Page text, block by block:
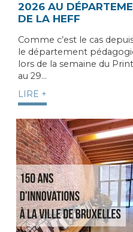
2026 AU
DE LA HEFF
Comme c’est le cas
le département
lors de la semaine du
au 29…
LIRE +